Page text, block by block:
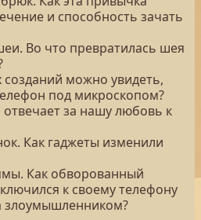
и способность зачать
Во что превратилась шея
созданий можно увидеть,
под микроскопом?
за нашу любовь к
Как гаджеты изменили
Как обворованный
к своему телефону
злоумышленником?